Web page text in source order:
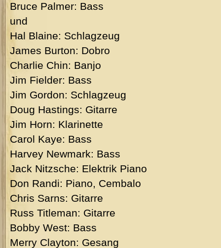
Bruce Palmer: Bass
und
Hal Blaine: Schlagzeug
James Burton: Dobro
Charlie Chin: Banjo
Jim Fielder: Bass
Jim Gordon: Schlagzeug
Doug Hastings: Gitarre
Jim Horn: Klarinette
Carol Kaye: Bass
Harvey Newmark: Bass
Jack Nitzsche: Elektrik Piano
Don Randi: Piano, Cembalo
Chris Sarns: Gitarre
Russ Titleman: Gitarre
Bobby West: Bass
Merry Clayton: Gesang